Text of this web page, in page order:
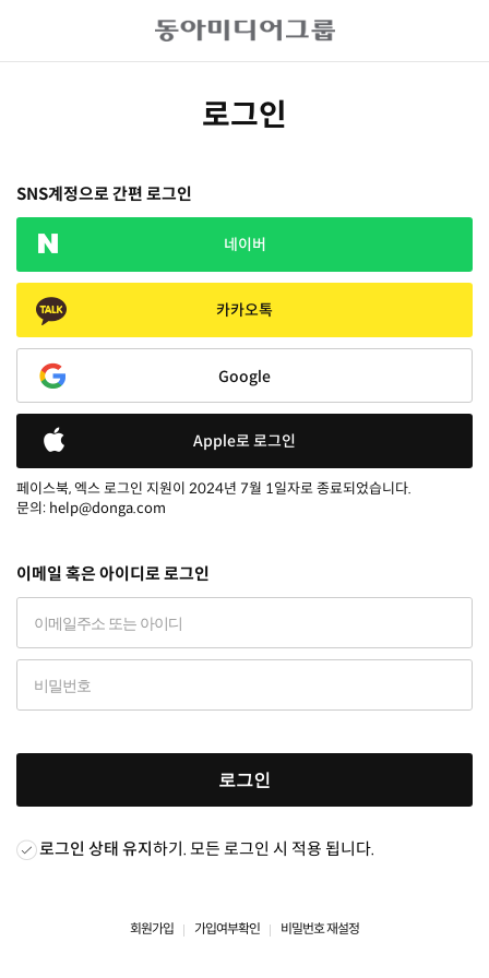
로그인
SNS계정으로 간편 로그인
네이버
카카오톡
Google
Apple로 로그인
페이스북, 엑스 로그인 지원이 2024년 7월 1일자로 종료되었습니다.
문의: help@donga.com
이메일 혹은 아이디로 로그인
로그인
로그인 상태 유지하기. 모든 로그인 시 적용 됩니다.
회원가입 가입여부확인 비밀번호 재설정